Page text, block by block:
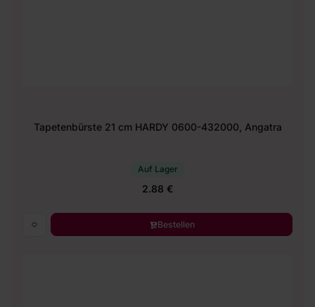
Tapetenbürste 21 cm HARDY 0600-432000, Angatra
Auf Lager
2.88 €
Bestellen